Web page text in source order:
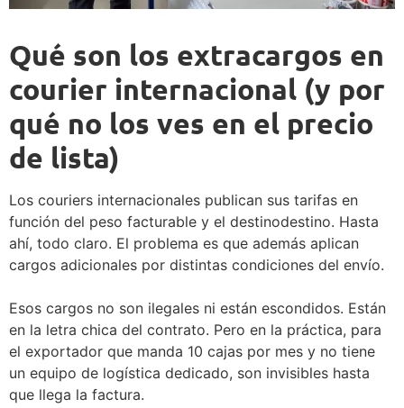
Qué son los extracargos en
courier internacional (y por
qué no los ves en el precio
de lista)
Los couriers internacionales publican sus tarifas en
función del peso facturable y el destinodestino. Hasta
ahí, todo claro. El problema es que además aplican
cargos adicionales por distintas condiciones del envío.
Esos cargos no son ilegales ni están escondidos. Están
en la letra chica del contrato. Pero en la práctica, para
el exportador que manda 10 cajas por mes y no tiene
un equipo de logística dedicado, son invisibles hasta
que llega la factura.